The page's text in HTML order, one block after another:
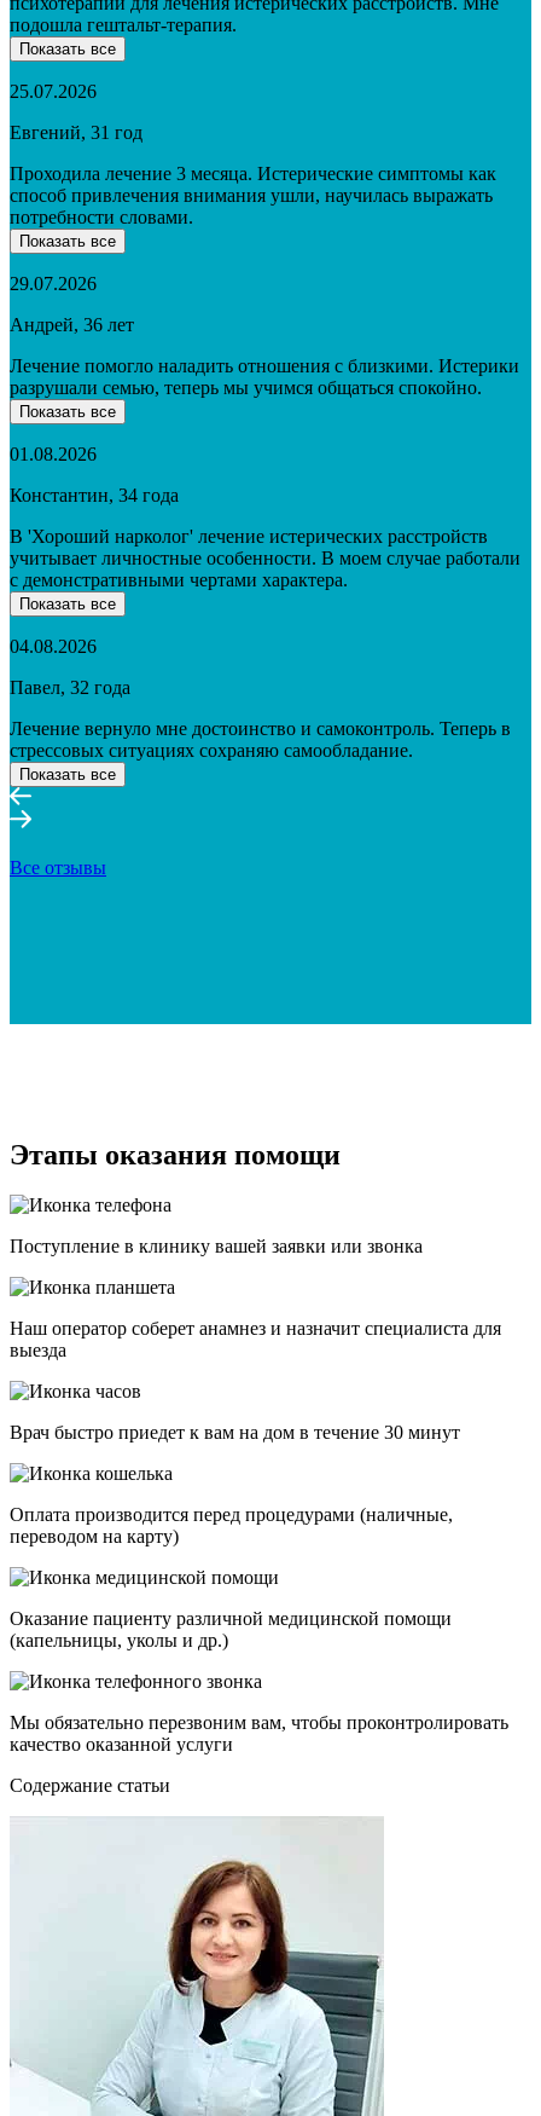
подошла гештальт-терапия.
Показать все
25.07.2026
Евгений, 31 год
Проходила лечение 3 месяца. Истерические симптомы как
способ привлечения внимания ушли, научилась выражать
потребности словами.
Показать все
29.07.2026
Андрей, 36 лет
Лечение помогло наладить отношения с близкими. Истерики
разрушали семью, теперь мы учимся общаться спокойно.
Показать все
01.08.2026
Константин, 34 года
В 'Хороший нарколог' лечение истерических расстройств
учитывает личностные особенности. В моем случае работали
с демонстративными чертами характера.
Показать все
04.08.2026
Павел, 32 года
Лечение вернуло мне достоинство и самоконтроль. Теперь в
стрессовых ситуациях сохраняю самообладание.
Показать все
Все отзывы
Этапы оказания помощи
Поступление в клинику вашей заявки или звонка
Наш оператор соберет анамнез и назначит специалиста для
выезда
Врач быстро приедет к вам на дом в течение 30 минут
Оплата производится перед процедурами (наличные,
переводом на карту)
Оказание пациенту различной медицинской помощи
(капельницы, уколы и др.)
Мы обязательно перезвоним вам, чтобы проконтролировать
качество оказанной услуги
Cодержание статьи